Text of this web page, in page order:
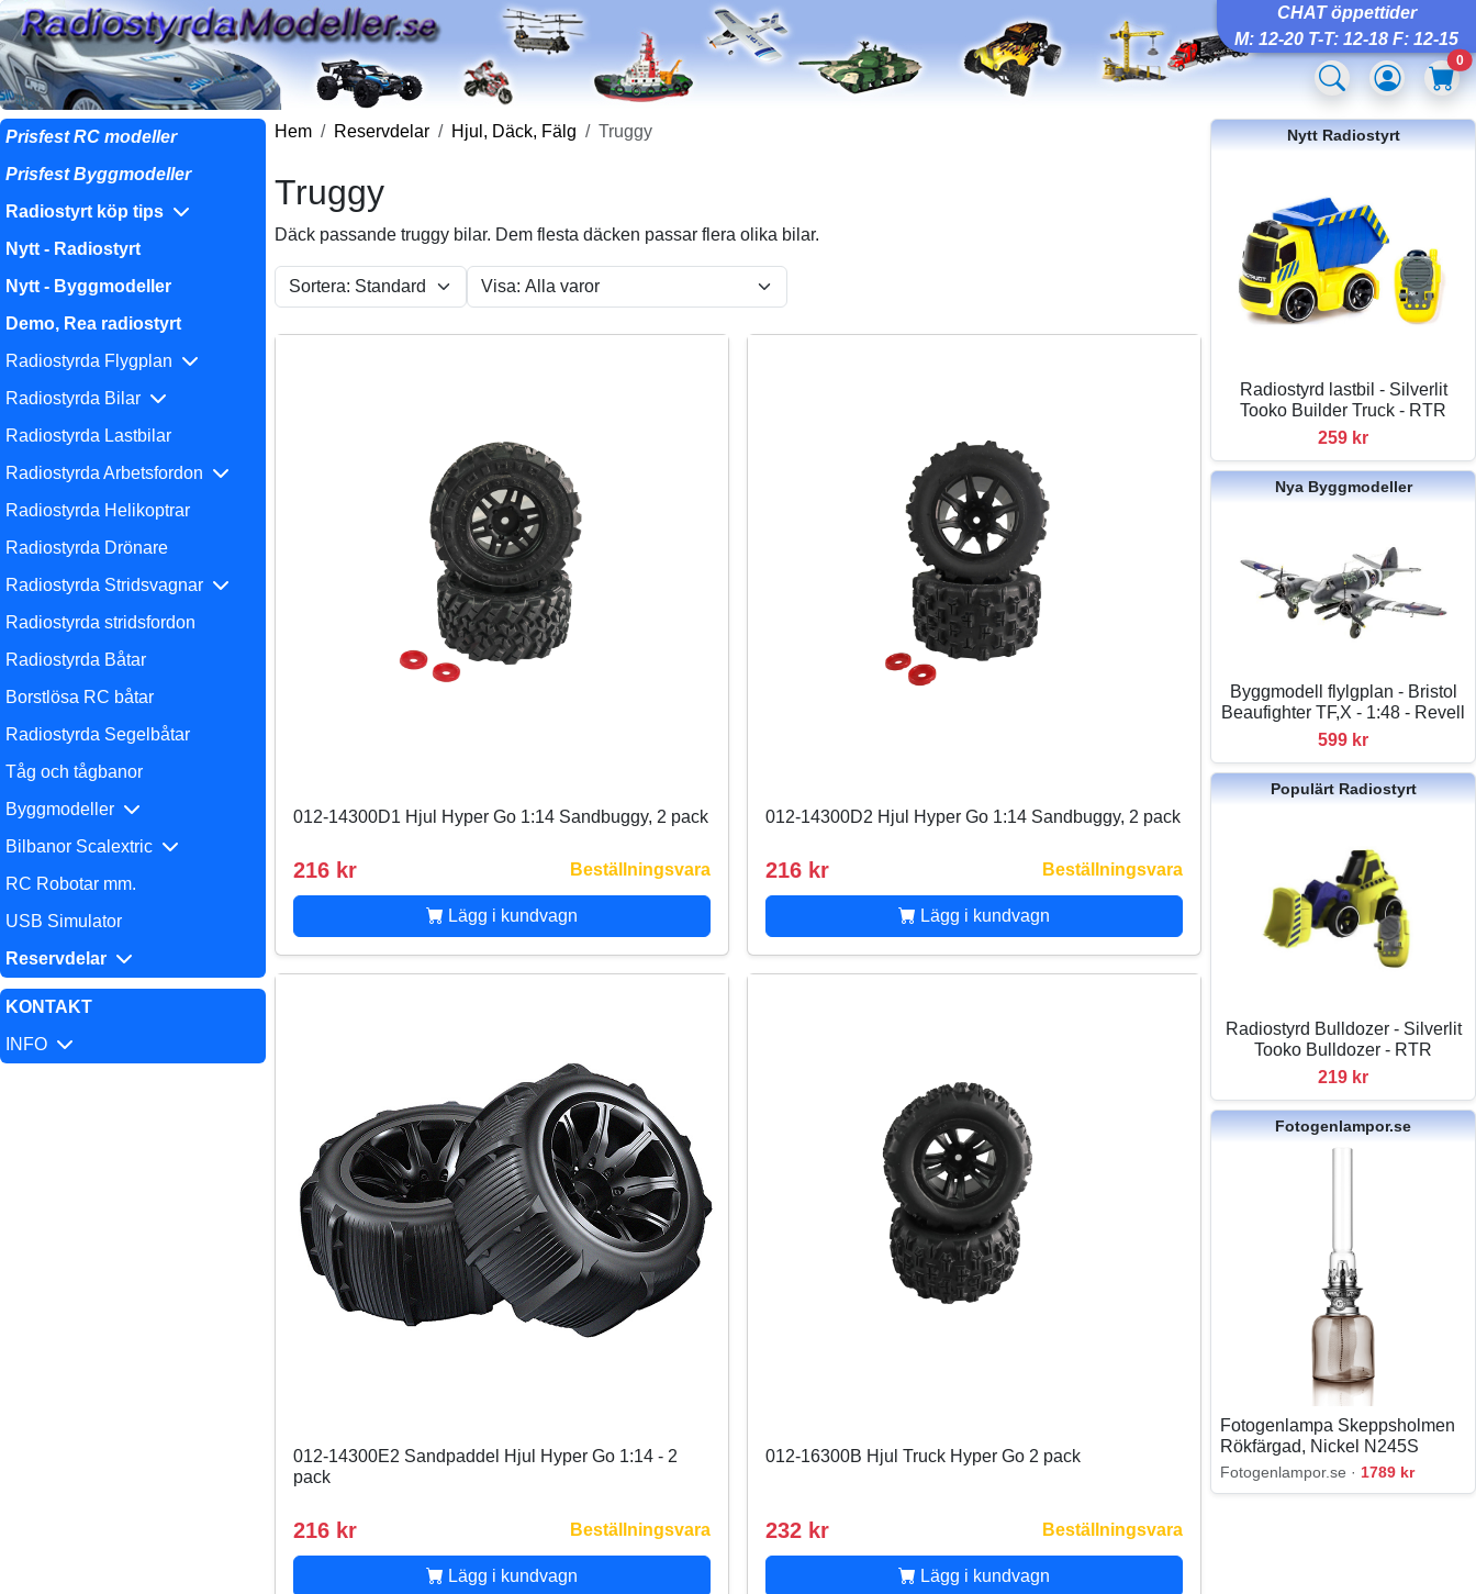
CHAT öppettider
M: 12-20 T-T: 12-18 F: 12-15
0
Prisfest RC modeller
Prisfest Byggmodeller
Radiostyrt köp tips
Nytt - Radiostyrt
Nytt - Byggmodeller
Demo, Rea radiostyrt
Radiostyrda Flygplan
Radiostyrda Bilar
Radiostyrda Lastbilar
Radiostyrda Arbetsfordon
Radiostyrda Helikoptrar
Radiostyrda Drönare
Radiostyrda Stridsvagnar
Radiostyrda stridsfordon
Radiostyrda Båtar
Borstlösa RC båtar
Radiostyrda Segelbåtar
Tåg och tågbanor
Byggmodeller
Bilbanor Scalextric
RC Robotar mm.
USB Simulator
Reservdelar
KONTAKT
INFO
Hem Reservdelar Hjul, Däck, Fälg Truggy
Truggy
Däck passande truggy bilar. Dem flesta däcken passar flera olika bilar.
012-14300D1 Hjul Hyper Go 1:14 Sandbuggy, 2 pack
216 kr Beställningsvara
Lägg i kundvagn
012-14300D2 Hjul Hyper Go 1:14 Sandbuggy, 2 pack
216 kr Beställningsvara
Lägg i kundvagn
012-14300E2 Sandpaddel Hjul Hyper Go 1:14 - 2
pack
216 kr Beställningsvara
Lägg i kundvagn
012-16300B Hjul Truck Hyper Go 2 pack
232 kr Beställningsvara
Lägg i kundvagn
Nytt Radiostyrt
Radiostyrd lastbil - Silverlit
Tooko Builder Truck - RTR
259 kr
Nya Byggmodeller
Byggmodell flylgplan - Bristol
Beaufighter TF,X - 1:48 - Revell
599 kr
Populärt Radiostyrt
Radiostyrd Bulldozer - Silverlit
Tooko Bulldozer - RTR
219 kr
Fotogenlampor.se
Fotogenlampa Skeppsholmen
Rökfärgad, Nickel N245S
Fotogenlampor.se · 1789 kr